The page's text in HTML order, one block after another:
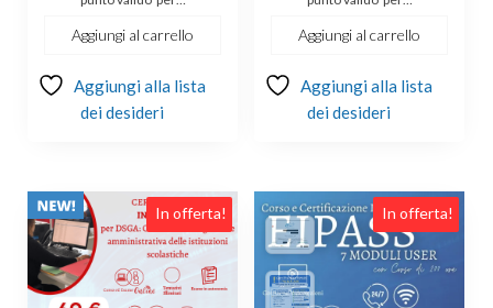
era:
Aggiungi al carrello
Aggiungi alla lista
dei desideri
era:
Aggiungi al carrello
Aggiungi alla lista
dei desideri
In offerta! In offerta!